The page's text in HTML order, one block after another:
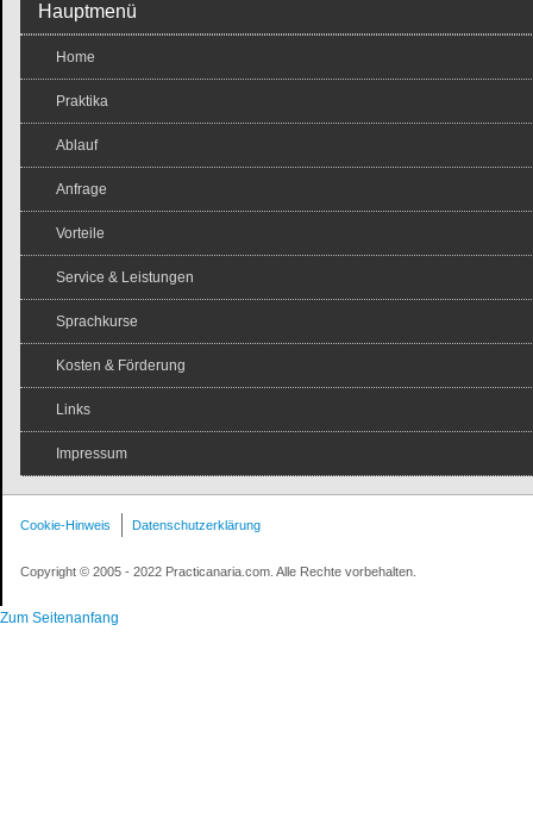
Hauptmenü
Home
Praktika
Ablauf
Anfrage
Vorteile
Service & Leistungen
Sprachkurse
Kosten & Förderung
Links
Impressum
Cookie-Hinweis Datenschutzerklärung
Copyright © 2005 - 2022 Practicanaria.com. Alle Rechte vorbehalten.
Zum Seitenanfang